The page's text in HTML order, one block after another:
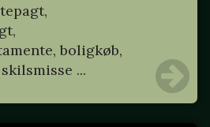
boligkøb,
...